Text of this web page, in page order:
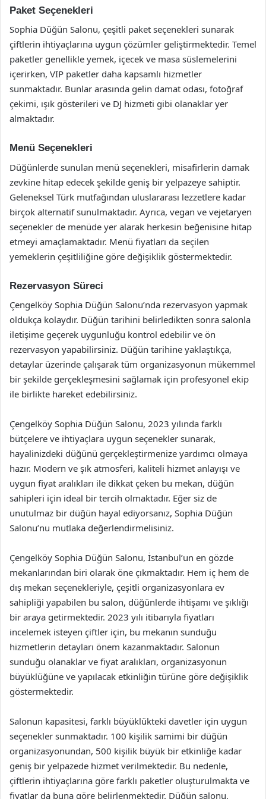
Paket Seçenekleri
Sophia Düğün Salonu, çeşitli paket seçenekleri sunarak
çiftlerin ihtiyaçlarına uygun çözümler geliştirmektedir. Temel
paketler genellikle yemek, içecek ve masa süslemelerini
içerirken, VIP paketler daha kapsamlı hizmetler
sunmaktadır. Bunlar arasında gelin damat odası, fotoğraf
çekimi, ışık gösterileri ve DJ hizmeti gibi olanaklar yer
almaktadır.
Menü Seçenekleri
Düğünlerde sunulan menü seçenekleri, misafirlerin damak
zevkine hitap edecek şekilde geniş bir yelpazeye sahiptir.
Geleneksel Türk mutfağından uluslararası lezzetlere kadar
birçok alternatif sunulmaktadır. Ayrıca, vegan ve vejetaryen
seçenekler de menüde yer alarak herkesin beğenisine hitap
etmeyi amaçlamaktadır. Menü fiyatları da seçilen
yemeklerin çeşitliliğine göre değişiklik göstermektedir.
Rezervasyon Süreci
Çengelköy Sophia Düğün Salonu’nda rezervasyon yapmak
oldukça kolaydır. Düğün tarihini belirledikten sonra salonla
iletişime geçerek uygunluğu kontrol edebilir ve ön
rezervasyon yapabilirsiniz. Düğün tarihine yaklaştıkça,
detaylar üzerinde çalışarak tüm organizasyonun mükemmel
bir şekilde gerçekleşmesini sağlamak için profesyonel ekip
ile birlikte hareket edebilirsiniz.
Çengelköy Sophia Düğün Salonu, 2023 yılında farklı
bütçelere ve ihtiyaçlara uygun seçenekler sunarak,
hayalinizdeki düğünü gerçekleştirmenize yardımcı olmaya
hazır. Modern ve şık atmosferi, kaliteli hizmet anlayışı ve
uygun fiyat aralıkları ile dikkat çeken bu mekan, düğün
sahipleri için ideal bir tercih olmaktadır. Eğer siz de
unutulmaz bir düğün hayal ediyorsanız, Sophia Düğün
Salonu’nu mutlaka değerlendirmelisiniz.
Çengelköy Sophia Düğün Salonu, İstanbul’un en gözde
mekanlarından biri olarak öne çıkmaktadır. Hem iç hem de
dış mekan seçenekleriyle, çeşitli organizasyonlara ev
sahipliği yapabilen bu salon, düğünlerde ihtişamı ve şıklığı
bir araya getirmektedir. 2023 yılı itibarıyla fiyatları
incelemek isteyen çiftler için, bu mekanın sunduğu
hizmetlerin detayları önem kazanmaktadır. Salonun
sunduğu olanaklar ve fiyat aralıkları, organizasyonun
büyüklüğüne ve yapılacak etkinliğin türüne göre değişiklik
göstermektedir.
Salonun kapasitesi, farklı büyüklükteki davetler için uygun
seçenekler sunmaktadır. 100 kişilik samimi bir düğün
organizasyonundan, 500 kişilik büyük bir etkinliğe kadar
geniş bir yelpazede hizmet verilmektedir. Bu nedenle,
çiftlerin ihtiyaçlarına göre farklı paketler oluşturulmakta ve
fiyatlar da buna göre belirlenmektedir. Düğün salonu,